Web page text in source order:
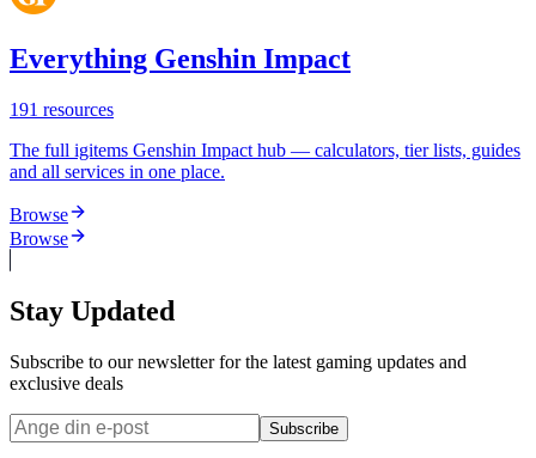
Everything Genshin Impact
191 resources
The full igitems Genshin Impact hub — calculators, tier lists, guides
and all services in one place.
Browse
Browse
Stay Updated
Subscribe to our newsletter for the latest gaming updates and
exclusive deals
Subscribe